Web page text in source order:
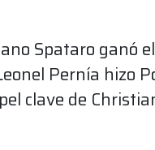
Spataro ganó
Pernía hizo
clave de